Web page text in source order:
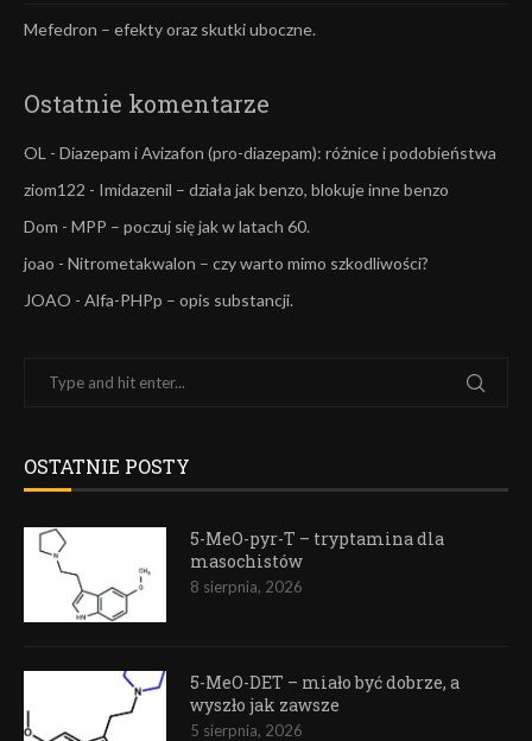
Mefedron – efekty oraz skutki uboczne.
Ostatnie komentarze
OL - Diazepam i Avizafon (pro-diazepam): różnice i podobieństwa
ziom122 - Imidazenil – działa jak benzo, blokuje inne benzo
Dom - MPP – poczuj się jak w latach 60.
joao - Nitrometakwalon – czy warto mimo szkodliwości?
JOAO - Alfa-PHPp – opis substancji.
OSTATNIE POSTY
5-MeO-pyr-T – tryptamina dla
masochistów
8 sierpnia, 2026
5-MeO-DET – miało być dobrze, a
wyszło jak zawsze
5 sierpnia, 2026